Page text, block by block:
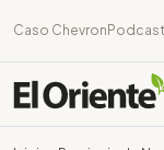
Caso Chevron